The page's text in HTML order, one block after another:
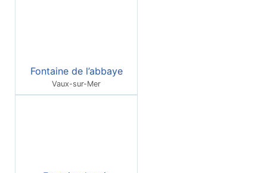
Fontaine de l’abbaye
Vaux-sur-Mer